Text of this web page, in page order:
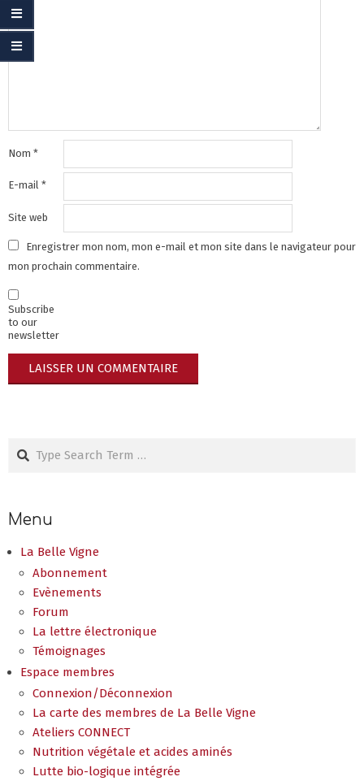
Nom *
E-mail *
Site web
Enregistrer mon nom, mon e-mail et mon site dans le navigateur pour
mon prochain commentaire.
Subscribe
to our
newsletter
Search
Menu
La Belle Vigne
Abonnement
Evènements
Forum
La lettre électronique
Témoignages
Espace membres
Connexion/Déconnexion
La carte des membres de La Belle Vigne
Ateliers CONNECT
Nutrition végétale et acides aminés
Lutte bio-logique intégrée